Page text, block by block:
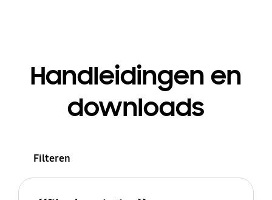
Handleidingen en
downloads
Filteren